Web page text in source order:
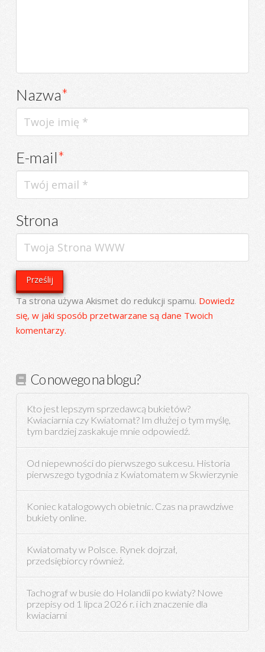
Nazwa*
E-mail*
Strona
Ta strona używa Akismet do redukcji spamu. Dowiedz
się, w jaki sposób przetwarzane są dane Twoich
komentarzy.
Co nowego na blogu?
Kto jest lepszym sprzedawcą bukietów?
Kwiaciarnia czy Kwiatomat? Im dłużej o tym myślę,
tym bardziej zaskakuje mnie odpowiedź.
Od niepewności do pierwszego sukcesu. Historia
pierwszego tygodnia z Kwiatomatem w Skwierzynie
Koniec katalogowych obietnic. Czas na prawdziwe
bukiety online.
Kwiatomaty w Polsce. Rynek dojrzał,
przedsiębiorcy również.
Tachograf w busie do Holandii po kwiaty? Nowe
przepisy od 1 lipca 2026 r. i ich znaczenie dla
kwiaciarni